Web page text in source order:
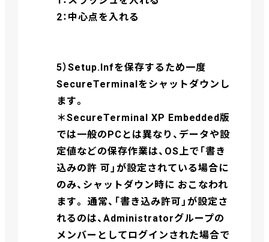
2：中心点を入れる
5）Setup.Infを保存するため一度
SecureTerminalをシャットダウンし
ます。
＊SecureTerminal XP Embedded版
では一般のPCとは異なり、データや設
定値などの保存作業は、OS上で「書き
込みの許 可」が設定されている場合に
のみ、シャットダウン時に おこなわれ
ます。 通常、「書き込み許可」が設定さ
れるのは、Administratorグループの
メンバーとしてログインされた場合で